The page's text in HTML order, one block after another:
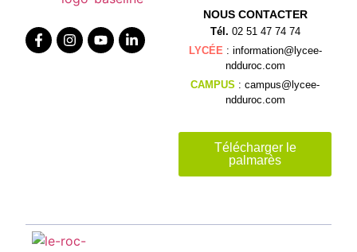
NOUS CONTACTER
Tél. 02 51 47 74 74
LYCÉE: information@lycee-
ndduroc.com
CAMPUS : campus@lycee-
ndduroc.com
Télécharger le
palmarès